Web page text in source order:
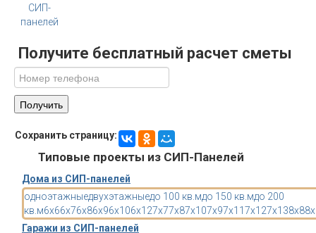
СИП-
панелей
Получите бесплатный расчет сметы
Сохранить страницу:
Типовые проекты из СИП-Панелей
Дома из СИП-панелей
одноэтажныедвухэтажныедо 100 кв.мдо 150 кв.мдо 200
кв.м6x66x76x86x96x106x127x77x87x107x97x11 7x127x138x8
Гаражи из СИП-панелей